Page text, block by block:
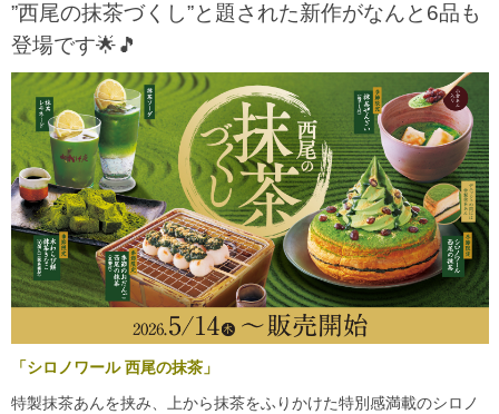
”西尾の抹茶づくし”と題された新作がなんと6品も
登場です🌟🎵
「シロノワール 西尾の抹茶」
特製抹茶あんを挟み、上から抹茶をふりかけた特別感満載のシロノ